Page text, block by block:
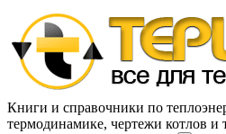
Книги и справочники по
термодинамике, чертежи котлов и